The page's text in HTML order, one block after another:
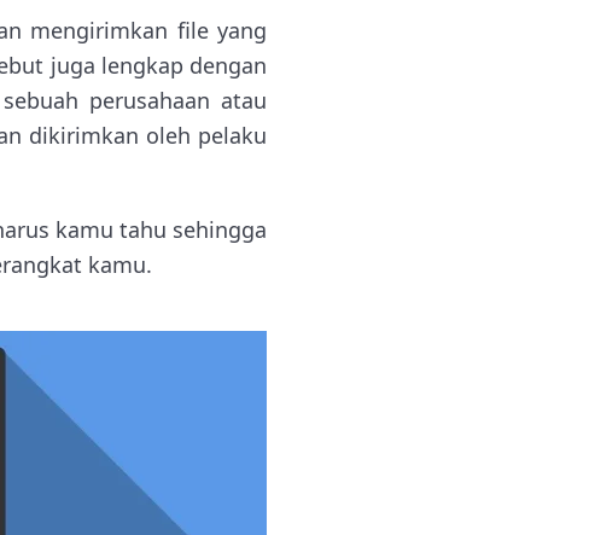
mengirimkan file yang
juga lengkap dengan
perusahaan atau
dikirimkan oleh pelaku
kamu tahu sehingga
kamu.